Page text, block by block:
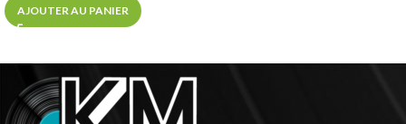
AJOUTER AU PANIER